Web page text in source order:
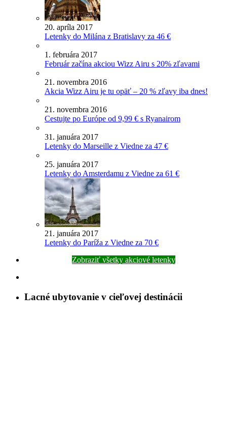
20. apríla 2017
Letenky do Milána z Bratislavy za 46 €
1. februára 2017
Február začína akciou Wizz Airu s 20% zľavami
21. novembra 2016
Akcia Wizz Airu je tu opäť – 20 % zľavy iba dnes!
21. novembra 2016
Cestujte po Európe od 9,99 € s Ryanairom
31. januára 2017
Letenky do Marseille z Viedne za 47 €
25. januára 2017
Letenky do Amsterdamu z Viedne za 61 €
21. januára 2017
Letenky do Paríža z Viedne za 70 €
Zobraziť všetky akciové letenky
Lacné ubytovanie v cieľovej destinácii